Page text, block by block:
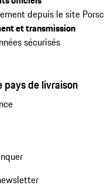
depuis le site
et transmission
sécurisés
de livraison